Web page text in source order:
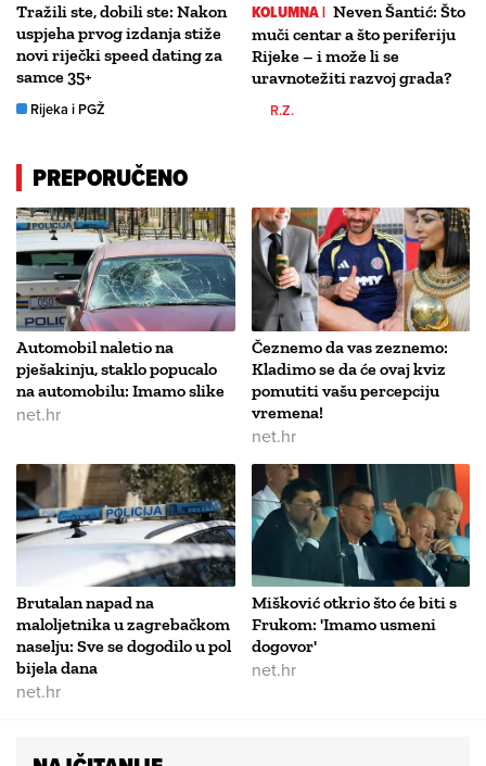
Tražili ste, dobili ste: Nakon
uspjeha prvog izdanja stiže
novi riječki speed dating za
samce 35+
Rijeka i PGŽ
KOLUMNA | Neven Šantić: Što
muči centar a što periferiju
Rijeke – i može li se
uravnotežiti razvoj grada?
R.Z.
PREPORUČENO
Automobil naletio na
pješakinju, staklo popucalo
na automobilu: Imamo slike
net.hr
Čeznemo da vas zeznemo:
Kladimo se da će ovaj kviz
pomutiti vašu percepciju
vremena!
net.hr
Brutalan napad na
maloljetnika u zagrebačkom
naselju: Sve se dogodilo u pol
bijela dana
net.hr
Mišković otkrio što će biti s
Frukom: 'Imamo usmeni
dogovor'
net.hr